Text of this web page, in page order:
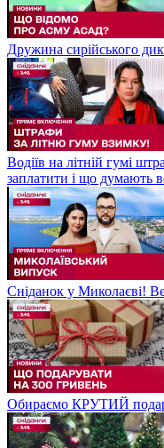
Дружина сирійського
Водіїв на літній гумі
заплатити і що думають
Сніданок у Миколаєві!
Обираємо КРУТИЙ